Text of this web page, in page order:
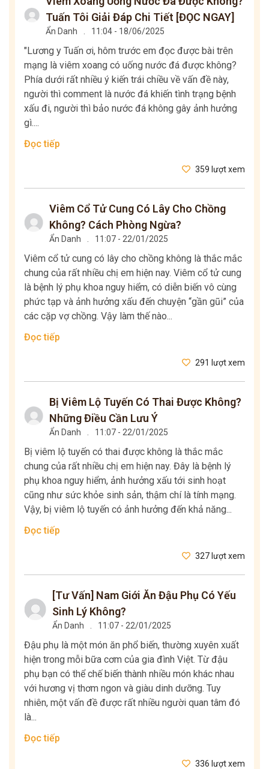
Tuấn Tôi Giải Đáp Chi Tiết [ĐỌC NGAY]
Ẩn Danh 11:04 - 18/06/2025
"Lương y Tuấn ơi, hôm trước em đọc được bài trên
mạng là viêm xoang có uống nước đá được không?
Phía dưới rất nhiều ý kiến trái chiều về vấn đề này,
người thì comment là nước đá khiến tình trạng bệnh
xấu đi, người thì bảo nước đá không gây ảnh hưởng
gì....
Đọc tiếp
359 lượt xem
Viêm Cổ Tử Cung Có Lây Cho Chồng
Không? Cách Phòng Ngừa?
Ẩn Danh 11:07 - 22/01/2025
Viêm cổ tử cung có lây cho chồng không là thắc mắc
chung của rất nhiều chị em hiện nay. Viêm cổ tử cung
là bệnh lý phụ khoa nguy hiểm, có diễn biến vô cùng
phức tạp và ảnh hưởng xấu đến chuyện “gần gũi” của
các cặp vợ chồng. Vậy làm thế nào...
Đọc tiếp
291 lượt xem
Bị Viêm Lộ Tuyến Có Thai Được Không?
Những Điều Cần Lưu Ý
Ẩn Danh 11:07 - 22/01/2025
Bị viêm lộ tuyến có thai được không là thắc mắc
chung của rất nhiều chị em hiện nay. Đây là bệnh lý
phụ khoa nguy hiểm, ảnh hưởng xấu tới sinh hoạt
cũng như sức khỏe sinh sản, thậm chí là tính mạng.
Vậy, bị viêm lộ tuyến có ảnh hưởng đến khả năng...
Đọc tiếp
327 lượt xem
[Tư Vấn] Nam Giới Ăn Đậu Phụ Có Yếu
Sinh Lý Không?
Ẩn Danh 11:07 - 22/01/2025
Đậu phụ là một món ăn phổ biến, thường xuyên xuất
hiện trong mỗi bữa cơm của gia đình Việt. Từ đậu
phụ bạn có thể chế biến thành nhiều món khác nhau
với hương vị thơm ngon và giàu dinh dưỡng. Tuy
nhiên, một vấn đề được rất nhiều người quan tâm đó
là...
Đọc tiếp
336 lượt xem